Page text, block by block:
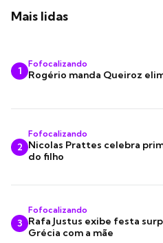
Mais lidas
1
Fofocalizando
Rogério manda Queiroz
2
Fofocalizando
Nicolas Prattes celebra
do filho
3
Fofocalizando
Rafa Justus exibe festa
Grécia com a mãe